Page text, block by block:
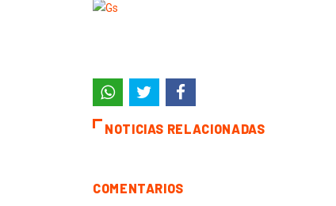
NOTICIAS RELACIONADAS
COMENTARIOS